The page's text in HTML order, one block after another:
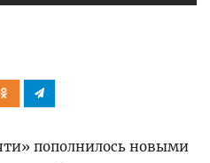
пополнилось новыми